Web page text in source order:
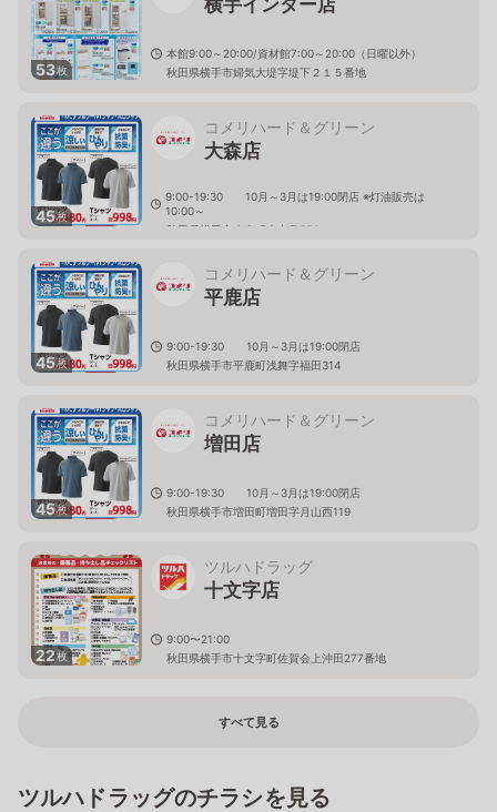
53枚
本館9:00～20:00/資材館7:00～20:00（日曜以外）
秋田県横手市婦気大堤字堤下２１５番地
45枚
コメリハード＆グリーン
大森店
9:00-19:30 10月～3月は19:00閉店 ※灯油販売は
10:00～
秋田県横手市大森町大中島550
45枚
コメリハード＆グリーン
平鹿店
9:00-19:30 10月～3月は19:00閉店
秋田県横手市平鹿町浅舞字福田314
45枚
コメリハード＆グリーン
増田店
9:00-19:30 10月～3月は19:00閉店
秋田県横手市増田町増田字月山西119
22枚
ツルハドラッグ
十文字店
9:00〜21:00
秋田県横手市十文字町佐賀会上沖田277番地
すべて見る
ツルハドラッグのチラシを見る